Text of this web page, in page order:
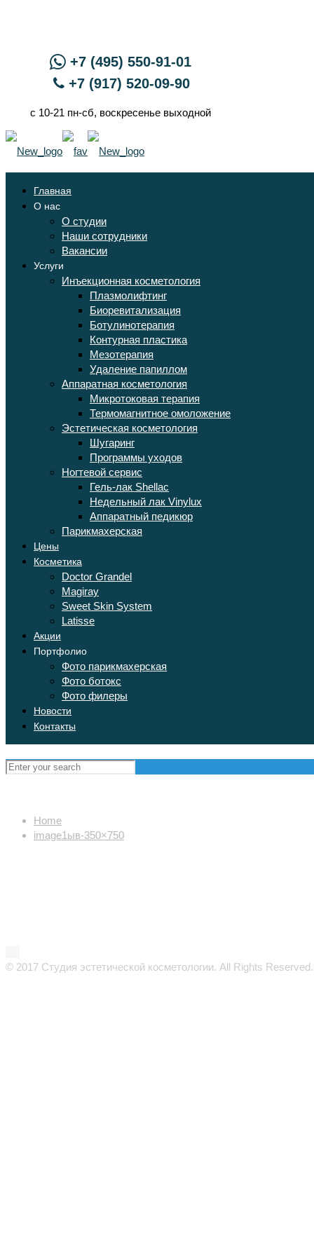
+7 (495) 550-91-01
+7 (917) 520-09-90
с 10-21 пн-сб, воскресенье выходной
Главная
О нас
О студии
Наши сотрудники
Вакансии
Услуги
Инъекционная косметология
Плазмолифтинг
Биоревитализация
Ботулинотерапия
Контурная пластика
Мезотерапия
Удаление папиллом
Аппаратная косметология
Микротоковая терапия
Термомагнитное омоложение
Эстетическая косметология
Шугаринг
Программы уходов
Ногтевой сервис
Гель-лак Shellac
Недельный лак Vinylux
Аппаратный педикюр
Парикмахерская
Цены
Косметика
Doctor Grandel
Magiray
Sweet Skin System
Latisse
Акции
Портфолио
Фото парикмахерская
Фото ботокс
Фото филеры
Новости
Контакты
Home
image1ыв-350×750
© 2017 Студия эстетической косметологии. All Rights Reserved.